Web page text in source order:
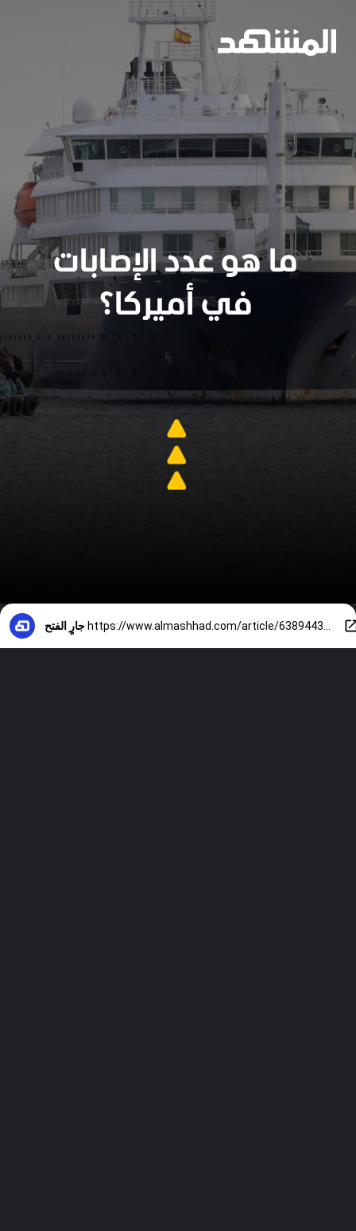
ما هو عدد الإصابات
في أميركا؟
جارٍ الفتح